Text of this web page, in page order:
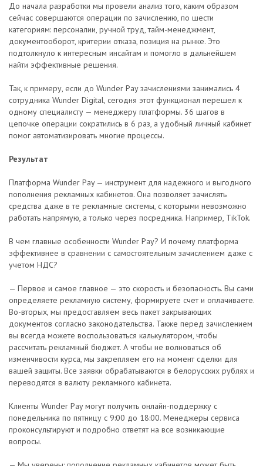
До начала разработки мы провели анализ того, каким образом
сейчас совершаются операции по зачислению, по шести
категориям: персоналии, ручной труд, тайм-менеджмент,
документооборот, критерии отказа, позиция на рынке. Это
подтолкнуло к интересным инсайтам и помогло в дальнейшем
найти эффективные решения.
Так, к примеру, если до Wunder Pay зачислениями занимались 4
сотрудника Wunder Digital, сегодня этот функционал перешел к
одному специалисту — менеджеру платформы. 36 шагов в
цепочке операции сократились в 6 раз, а удобный личный кабинет
помог автоматизировать многие процессы.
Результат
Платформа Wunder Pay — инструмент для надежного и выгодного
пополнения рекламных кабинетов. Она позволяет зачислять
средства даже в те рекламные системы, с которыми невозможно
работать напрямую, а только через посредника. Например, TikTok.
В чем главные особенности Wunder Pay? И почему платформа
эффективнее в сравнении с самостоятельным зачислением даже с
учетом НДС?
— Первое и самое главное — это скорость и безопасность. Вы сами
определяете рекламную систему, формируете счет и оплачиваете.
Во-вторых, мы предоставляем весь пакет закрывающих
документов согласно законодательства. Также перед зачислением
вы всегда можете воспользоваться калькулятором, чтобы
рассчитать рекламный бюджет. А чтобы не волноваться об
изменчивости курса, мы закрепляем его на момент сделки для
вашей защиты. Все заявки обрабатываются в белорусских рублях и
переводятся в валюту рекламного кабинета.
Клиенты Wunder Pay могут получить онлайн-поддержку с
понедельника по пятницу с 9:00 до 18:00. Менеджеры сервиса
проконсультируют и подробно ответят на все возникающие
вопросы.